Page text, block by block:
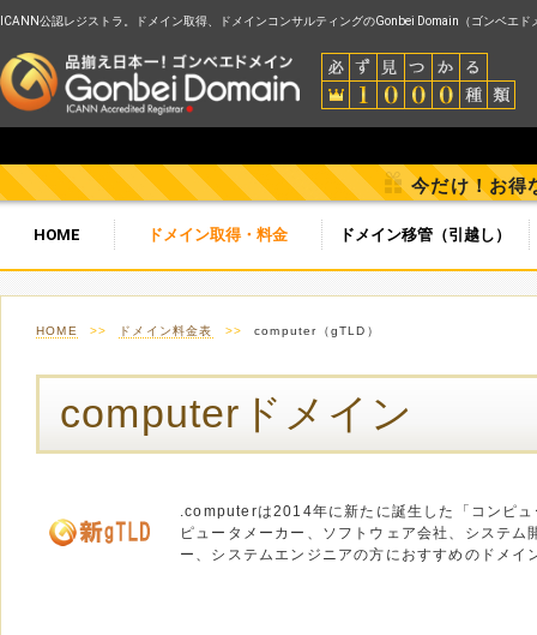
ICANN公認レジストラ。ドメイン取得、ドメインコンサルティングのGonbei Domain（ゴンベエド
今だけ！お得
HOME ドメイン取得・料金 ドメイン移管（引越し）
HOME >> ドメイン料金表 >> computer（gTLD）
computerドメイン
.computerは2014年に新たに誕生した「コンピ
ピュータメーカー、ソフトウェア会社、システ
ー、システムエンジニアの方におすすめのドメイ